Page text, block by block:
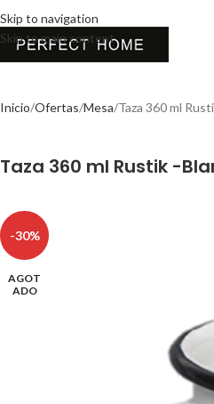
Skip to navigation
Skip to main content
Inicio Ofertas Mesa Taza 360 ml
Taza 360 ml Rustik -
-30%
AGOT
ADO